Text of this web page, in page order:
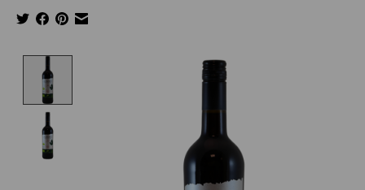
Product image slideshow Items